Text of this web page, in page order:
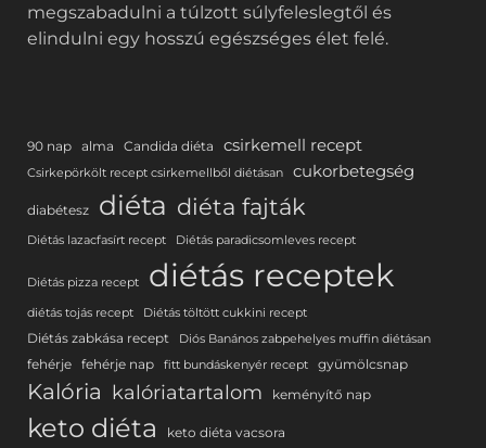
megszabadulni a túlzott súlyfeleslegtől és
elindulni egy hosszú egészséges élet felé.
90 nap alma Candida diéta csirkemell recept
Csirkepörkölt recept csirkemellből diétásan cukorbetegség
diabétesz diéta diéta fajták
Diétás lazacfasírt recept Diétás paradicsomleves recept
Diétás pizza recept diétás receptek
diétás tojás recept Diétás töltött cukkini recept
Diétás zabkása recept Diós Banános zabpehelyes muffin diétásan
fehérje fehérje nap fitt bundáskenyér recept gyümölcsnap
Kalória kalóriatartalom keményítő nap
keto diéta keto diéta vacsora